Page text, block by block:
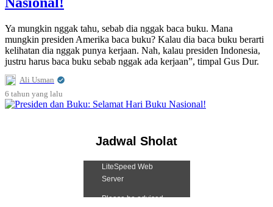
Ya mungkin nggak tahu, sebab dia nggak baca buku. Mana
mungkin presiden Amerika baca buku? Kalau dia baca buku berarti
kelihatan dia nggak punya kerjaan. Nah, kalau presiden Indonesia,
justru harus baca buku sebab nggak ada kerjaan”, timpal Gus Dur.
Ali Usman
6 tahun yang lalu
Jadwal Sholat